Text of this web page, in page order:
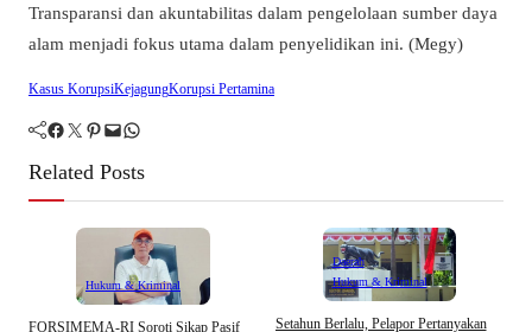
Transparansi dan akuntabilitas dalam pengelolaan sumber daya
alam menjadi fokus utama dalam penyelidikan ini. (Megy)
Kasus KorupsiKejagungKorupsi Pertamina
Facebook Twitter Pinterest Mail WhatsApp
Related Posts
Hukum & Kriminal
​FORSIMEMA-RI Soroti Sikap Pasif
Daerah
Hukum & Kriminal
Setahun Berlalu, Pelapor Pertanyakan